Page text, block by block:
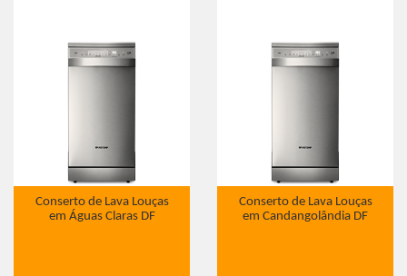
Conserto de Lava Louças
em Águas Claras DF
Conserto de Lava Louças
em Candangolândia DF